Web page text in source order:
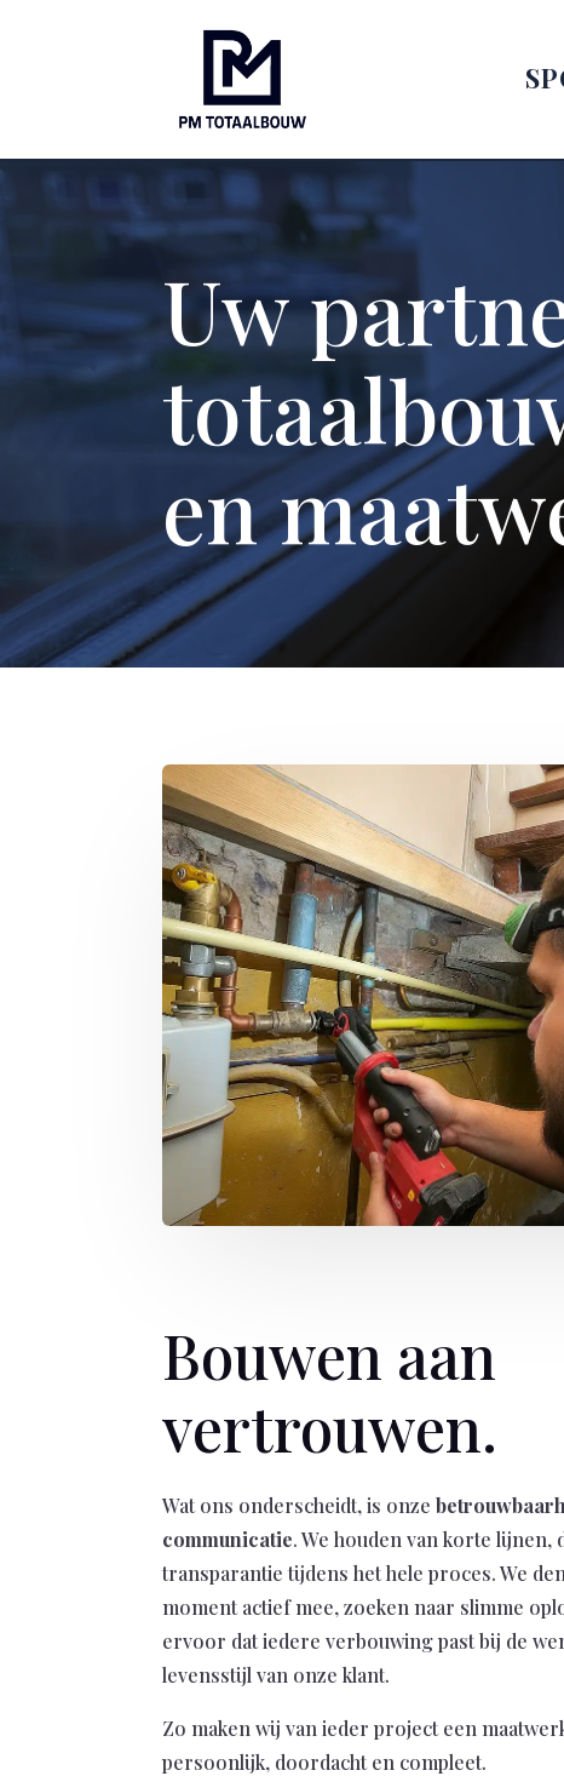
Uw
en
Bouwen aan
vertrouwen.
Wat ons onderscheidt, is onze
communicatie. We houden van korte lijnen,
transparantie tijdens het hele proces. We
moment actief mee, zoeken naar slimme
ervoor dat iedere verbouwing past bij de
levensstijl van onze klant.
Zo maken wij van ieder project een
persoonlijk, doordacht en compleet.